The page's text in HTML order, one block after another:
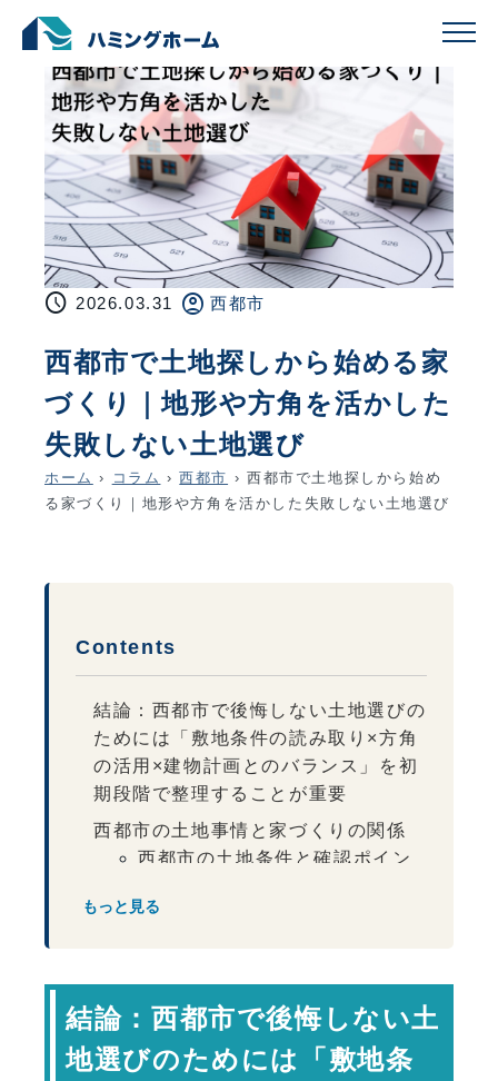
schedule 2026.03.31 account_circle 西都市
西都市で土地探しから始める家
づくり｜地形や方角を活かした
失敗しない土地選び
ホーム › コラム › 西都市 › 西都市で土地探しから始め
る家づくり｜地形や方角を活かした失敗しない土地選び
Contents
結論：西都市で後悔しない土地選びの
ためには「敷地条件の読み取り×方角
の活用×建物計画とのバランス」を初
期段階で整理することが重要
西都市の土地事情と家づくりの関係
西都市の土地条件と確認ポイン
建物と土地はセットで考える
西都市の土地選びで意識したいポイン
もっと見る
結論：西都市で後悔しない土
地選びのためには「敷地条